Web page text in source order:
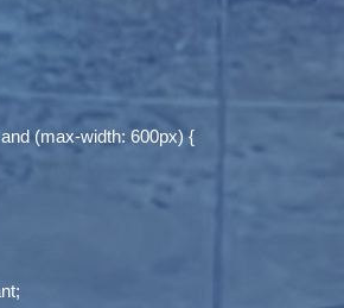
(max-width: 600px) {